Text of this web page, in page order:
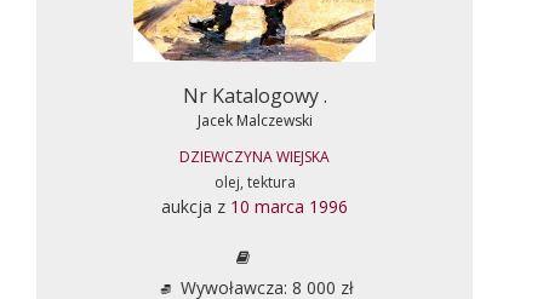
Nr Katalogowy .
Jacek Malczewski
DZIEWCZYNA WIEJSKA
olej, tektura
aukcja z 10 marca 1996
Wywoławcza: 8 000 zł